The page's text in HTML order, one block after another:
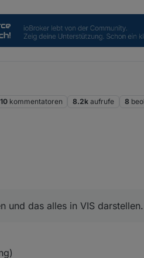
10 kommentatoren 8.2k aufrufe 8
Daher vielleicht ein
und das alles in VIS darstellen.